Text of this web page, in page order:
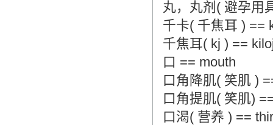
丸，丸剂( 避孕用
千卡( 千焦耳 ) ==
千焦耳( kj ) ==
口 == mouth
口角降肌( 笑肌 )
口角提肌( 笑肌)
口渴( 营养 ) ==